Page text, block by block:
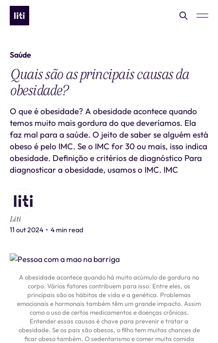
Saúde
Quais são as principais causas da
obesidade?
O que é obesidade? A obesidade acontece quando
temos muito mais gordura do que deveríamos. Ela
faz mal para a saúde. O jeito de saber se alguém está
obeso é pelo IMC. Se o IMC for 30 ou mais, isso indica
obesidade. Definição e critérios de diagnóstico Para
diagnosticar a obesidade, usamos o IMC. IMC
Liti
11 out 2024 • 4 min read
A obesidade acontece quando há muito acúmulo de gordura no
corpo. Vários fatores contribuem para isso. Entre eles, os
principais são os hábitos de vida e a genética. Problemas
emocionais e hormonais também têm um grande impacto. Assim
como o uso de certos medicamentos e doenças crônicas.
Entender essas causas é chave para prevenir e tratar a
obesidade. Se os pais são obesos, o filho tem muitas chances de
ficar obeso também. O sedentarismo e comer muita comida